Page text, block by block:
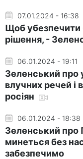
07.01.2024 - 16:38
Щоб убезпечити
рішення, -
06.01.2024 - 19:11
Зеленський про
влучних речей і
росіян
06.01.2024 - 18:38
Зеленський про
минеться без
забезпечимо